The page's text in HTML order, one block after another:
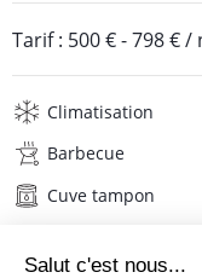
Tarif : 500 €-798 €/
Climatisation
Barbecue
Cuve tampon